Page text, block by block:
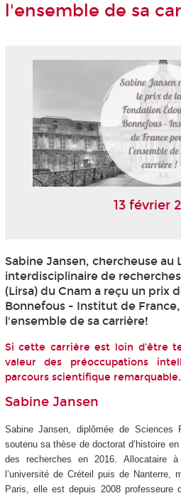
l'ensemble de sa
13 février
Sabine Jansen, chercheuse au
interdisciplinaire de
(Lirsa) du Cnam a reçu un prix
Bonnefous - Institut de
l'ensemble de sa carrière!
Si cette carrière est loin d'être
valeur des préoccupations
parcours scientifique remarquable.
Sabine Jansen
Sabine Jansen, diplômée de Sciences
soutenu sa thèse de doctorat d’histoire
des recherches en 2016. Allocataire
l’université de Créteil puis de Nanterre,
Paris, elle est depuis 2008 professeure